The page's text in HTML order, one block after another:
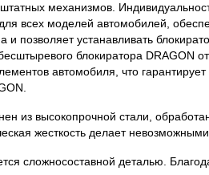
механизмов.
всех моделей автомобилей,
и позволяет устанавливать
блокиратора DRAGON
автомобиля, что
из высокопрочной стали,
жесткость делает
сложносоставной деталью.